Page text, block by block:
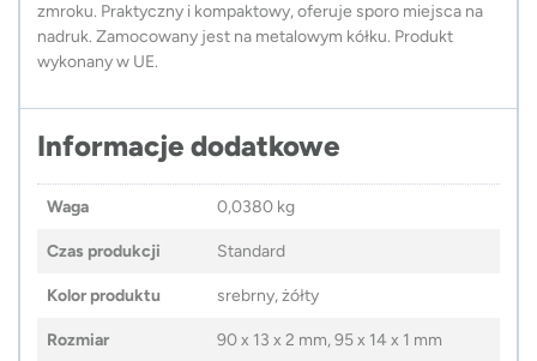
zmroku. Praktyczny i kompaktowy, oferuje sporo miejsca na
nadruk. Zamocowany jest na metalowym kółku. Produkt
wykonany w UE.
Informacje dodatkowe
Waga 0,0380 kg
Czas produkcji Standard
Kolor produktu srebrny, żółty
Rozmiar 90 x 13 x 2 mm, 95 x 14 x 1 mm